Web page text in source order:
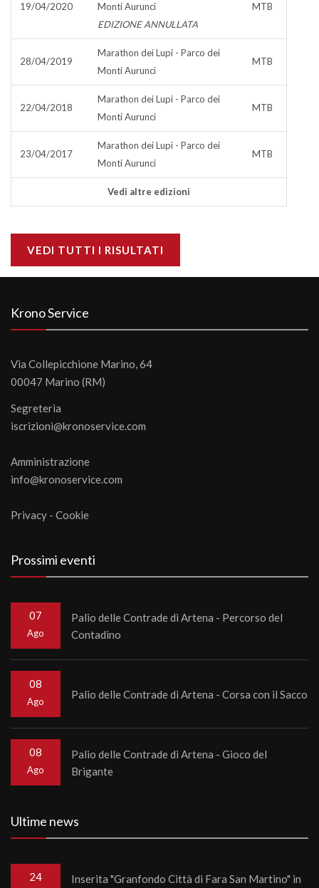
19/04/2020
Monti Aurunci
EDIZIONE ANNULLATA
MTB
28/04/2019
Marathon dei Lupi - Parco dei
Monti Aurunci
MTB
22/04/2018
Marathon dei Lupi - Parco dei
Monti Aurunci
MTB
23/04/2017
Marathon dei Lupi - Parco dei
Monti Aurunci
MTB
Vedi altre edizioni
VEDI TUTTI I RISULTATI
Krono Service
Via Collepicchione Marino, 64
00047 Marino (RM)
Segreteria
iscrizioni@kronoservice.com
Amministrazione
info@kronoservice.com
Privacy - Cookie
Prossimi eventi
07
Ago
Palio delle Contrade di Artena - Percorso del
Contadino
08
Ago
Palio delle Contrade di Artena - Corsa con il Sacco
08
Ago
Palio delle Contrade di Artena - Gioco del
Brigante
Ultime news
24
Inserita "Granfondo Città di Fara San Martino" in